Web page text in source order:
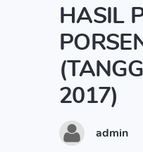
HASIL
2017)
admin